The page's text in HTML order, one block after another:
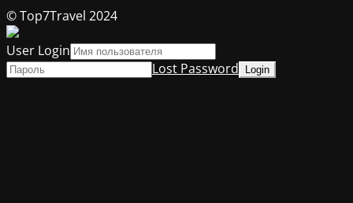
© Top7Travel 2024
User Login
Lost Password